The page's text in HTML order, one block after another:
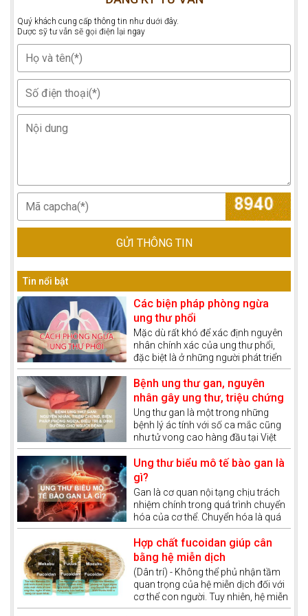
Quý khách cung cấp thông tin như duới đây.
Dược sỹ tư vẫn sẽ gọi điện lại ngay
GỬI THÔNG TIN
Tin nổi bật
Các biện pháp phòng ngừa
ung thư phổi
Mặc dù rất khó để xác định nguyên
nhân chính xác của ung thư phổi,
đặc biệt là ở những người phát triển
ung thư phổi mà không có bất kỳ
yếu tố nguy cơ nào được biết đến.
Tuy nhiên, có một số yếu tố liên
quan đến lối sống làm tăng nguy cơ
phát triển ung thư phổi và trên cơ sở
đó, chúng ta sẽ có cách phòng
ngừa căn bệnh này.
Bệnh ung thư gan, nguyên
nhân gây ung thư, triệu chứng
và phương pháp điều trị ung
thư gan
Ung thư gan là một trong những
bệnh lý ác tính với số ca mắc cũng
như tử vong cao hàng đầu tại Việt
Nam. Bệnh đang có xu hướng ngày
càng trẻ hóa, đe dọa tính mạng của
hàng triệu người nếu không được
phát hiện sớm và có phác đồ điều trị
phù hợp.
Ung thư biểu mô tế bào gan là
gì?
Gan là cơ quan nội tạng chịu trách
nhiệm chính trong quá trình chuyển
hóa của cơ thể. Chuyển hóa là quá
trình cơ thể chuyển đổi thức ăn, chất
dinh dưỡng thành năng lượng và các
hợp chất cần thiết cho sự sống. Gan
còn được xem như một “nhà máy xử
lý hóa chất” của cơ thể, giúp thải độc
tố và tổng hợp các chất quan trọng
như dịch mật, glycogen và protein
Hợp chất fucoidan giúp cân
bằng hệ miễn dịch
(Dân trí) - Không thể phủ nhận tầm
quan trọng của hệ miễn dịch đối với
cơ thể con người. Tuy nhiên, hệ miễn
dịch còn đóng vai trò quan trọng